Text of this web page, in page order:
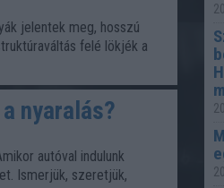
jelentek meg, hosszú
felé lökjék a
nyaralás?
autóval indulunk
Ismerjük, szeretjük,